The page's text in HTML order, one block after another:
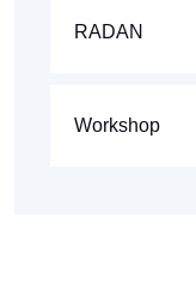
RADAN
Workshop